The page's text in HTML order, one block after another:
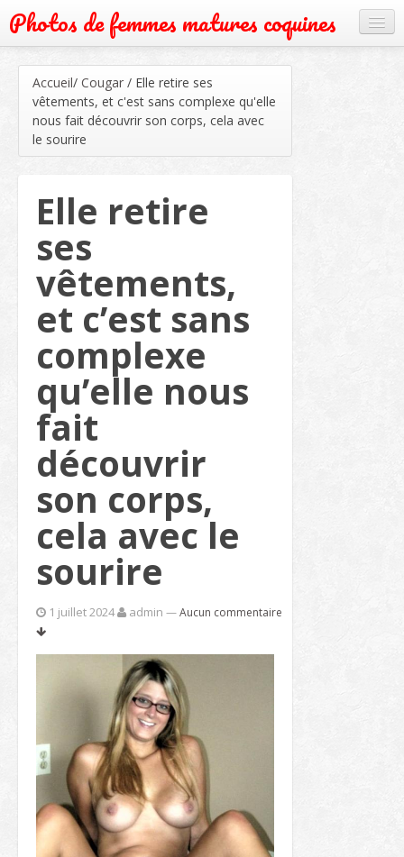
Photos de femmes matures coquines
Grand mère
Mature
Rencontre
Webcam
Accueil/ Cougar / Elle retire ses
vêtements, et c'est sans complexe qu'elle
nous fait découvrir son corps, cela avec
le sourire
Elle retire
ses
vêtements,
et c’est sans
complexe
qu’elle nous
fait
découvrir
son corps,
cela avec le
sourire
1 juillet 2024 admin —Aucun commentaire